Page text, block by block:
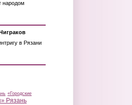
народом
в Рязани
«Городские
Рязань